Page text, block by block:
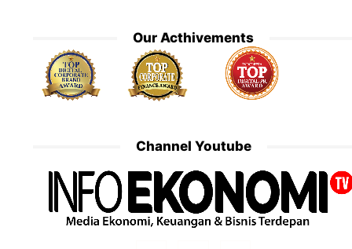
Our Acthivements
Channel Youtube